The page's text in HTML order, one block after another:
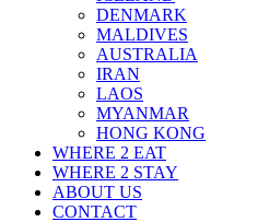
DENMARK
MALDIVES
AUSTRALIA
IRAN
LAOS
MYANMAR
HONG KONG
WHERE 2 EAT
WHERE 2 STAY
ABOUT US
CONTACT